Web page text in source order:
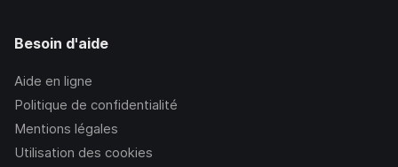
Besoin d'aide
Aide en ligne
Politique de confidentialité
Mentions légales
Utilisation des cookies